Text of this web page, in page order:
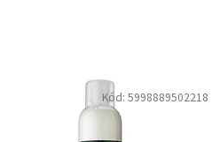
Kód: 5998889502218